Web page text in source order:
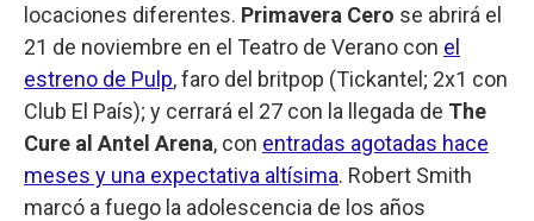
locaciones diferentes. Primavera Cero se abrirá el
21 de noviembre en el Teatro de Verano con el
estreno de Pulp, faro del britpop (Tickantel; 2x1 con
Club El País); y cerrará el 27 con la llegada de The
Cure al Antel Arena, con entradas agotadas hace
meses y una expectativa altísima. Robert Smith
marcó a fuego la adolescencia de los años